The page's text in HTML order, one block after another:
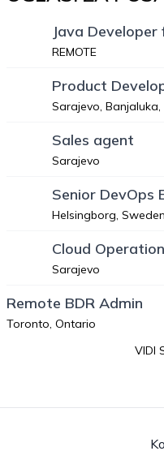
Java
REMOTE
Product
Sarajevo,
Sales agent
Sarajevo
Senior DevOps
Helsingborg, Sweden
Cloud
Sarajevo
Remote BDR Admin
Toronto, Ontario
VIDI